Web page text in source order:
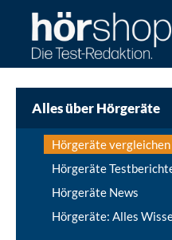
Alles über Hörgeräte
Hörgeräte vergleichen
Hörgeräte
Hörgeräte News
Hörgeräte: Alles